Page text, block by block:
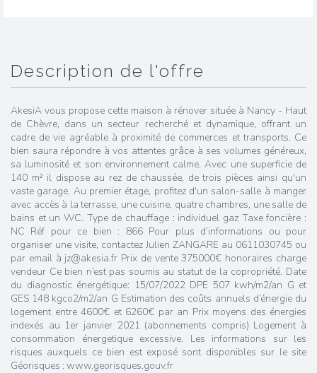
description de l'offre
AkesiA vous propose cette maison à rénover située à Nancy - Haut
de Chèvre, dans un secteur recherché et dynamique, offrant un
cadre de vie agréable à proximité de commerces et transports. Ce
bien saura répondre à vos attentes grâce à ses volumes généreux,
sa luminosité et son environnement calme. Avec une superficie de
140 m² il dispose au rez de chaussée, de trois pièces ainsi qu'un
vaste garage. Au premier étage, profitez d'un salon-salle à manger
avec accès à la terrasse, une cuisine, quatre chambres, une salle de
bains et un WC. Type de chauffage : individuel gaz Taxe foncière :
NC Réf pour ce bien : 866 Pour plus d’informations ou pour
organiser une visite, contactez Julien ZANGARE au 0611030745 ou
par email à jz@akesia.fr Prix de vente 375000€ honoraires charge
vendeur Ce bien n’est pas soumis au statut de la copropriété. Date
du diagnostic énergétique: 15/07/2022 DPE 507 kwh/m2/an G et
GES 148 kgco2/m2/an G Estimation des coûts annuels d’énergie du
logement entre 4600€ et 6260€ par an Prix moyens des énergies
indexés au 1er janvier 2021 (abonnements compris) Logement à
consommation énergetique excessive. Les informations sur les
risques auxquels ce bien est exposé sont disponibles sur le site
Géorisques : www.georisques.gouv.fr